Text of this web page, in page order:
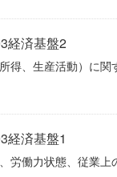
経済基盤2
得、生産活動）に関
経済基盤1
労働力状態、従業